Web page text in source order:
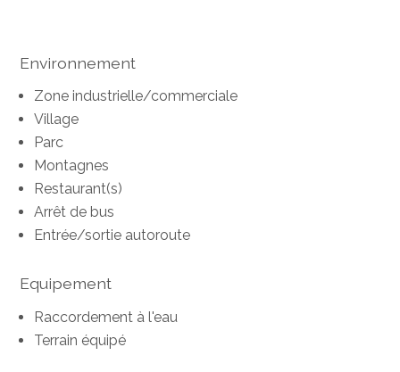
Environnement
Zone industrielle/commerciale
Village
Parc
Montagnes
Restaurant(s)
Arrêt de bus
Entrée/sortie autoroute
Equipement
Raccordement à l'eau
Terrain équipé